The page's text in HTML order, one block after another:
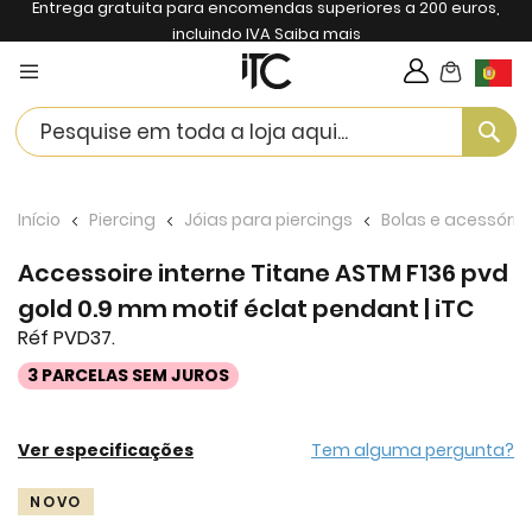
Entrega gratuita para encomendas superiores a 200 euros,
incluindo IVASaiba mais
My Cart
Início Piercing Jóias para piercings Bolas e
Accessoire interne Titane ASTM F136 pvd
gold 0.9 mm motif éclat pendant | iTC
Réf PVD37.
3 PARCELAS SEM JUROS
Ver especificações Tem alguma pergunta?
Skip
NOVO